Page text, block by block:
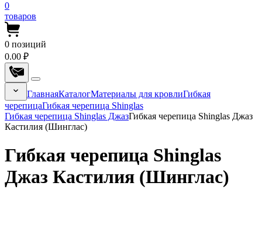
0
товаров
0 позиций
0.00 ₽
ГлавнаяКаталогМатериалы для кровлиГибкая
черепицаГибкая черепица Shinglas
Гибкая черепица Shinglas ДжазГибкая черепица Shinglas Джаз
Кастилия (Шинглас)
Гибкая черепица Shinglas
Джаз Кастилия (Шинглас)